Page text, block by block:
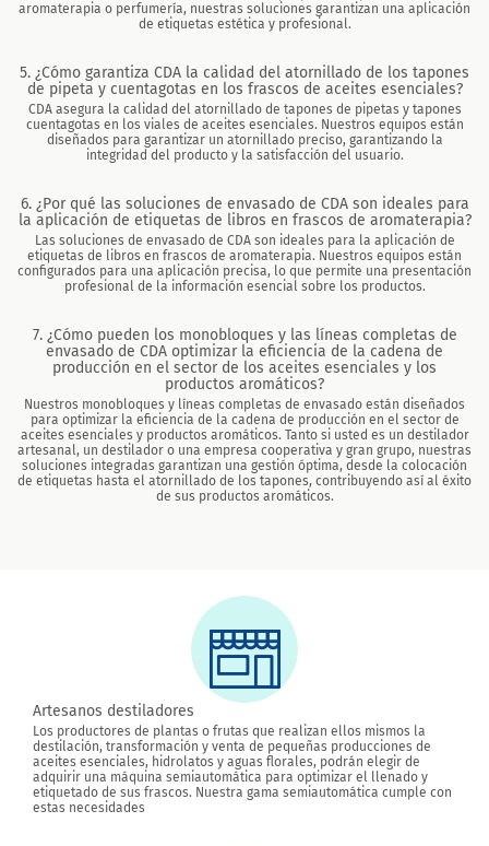
aromaterapia o perfumería, nuestras soluciones garantizan una aplicación
de etiquetas estética y profesional.
5. ¿Cómo garantiza CDA la calidad del atornillado de los tapones
de pipeta y cuentagotas en los frascos de aceites esenciales?
CDA asegura la calidad del atornillado de tapones de pipetas y tapones
cuentagotas en los viales de aceites esenciales. Nuestros equipos están
diseñados para garantizar un atornillado preciso, garantizando la
integridad del producto y la satisfacción del usuario.
6. ¿Por qué las soluciones de envasado de CDA son ideales para
la aplicación de etiquetas de libros en frascos de aromaterapia?
Las soluciones de envasado de CDA son ideales para la aplicación de
etiquetas de libros en frascos de aromaterapia. Nuestros equipos están
configurados para una aplicación precisa, lo que permite una presentación
profesional de la información esencial sobre los productos.
7. ¿Cómo pueden los monobloques y las líneas completas de
envasado de CDA optimizar la eficiencia de la cadena de
producción en el sector de los aceites esenciales y los
productos aromáticos?
Nuestros monobloques y líneas completas de envasado están diseñados
para optimizar la eficiencia de la cadena de producción en el sector de
aceites esenciales y productos aromáticos. Tanto si usted es un destilador
artesanal, un destilador o una empresa cooperativa y gran grupo, nuestras
soluciones integradas garantizan una gestión óptima, desde la colocación
de etiquetas hasta el atornillado de los tapones, contribuyendo así al éxito
de sus productos aromáticos.
Artesanos destiladores
Los productores de plantas o frutas que realizan ellos mismos la
destilación, transformación y venta de pequeñas producciones de
aceites esenciales, hidrolatos y aguas florales, podrán elegir de
adquirir una máquina semiautomática para optimizar el llenado y
etiquetado de sus frascos. Nuestra gama semiautomática cumple con
estas necesidades